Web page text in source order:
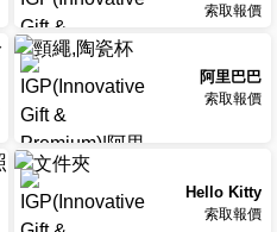
索取報價
阿里巴巴
索取報價
Hello Kitty
索取報價